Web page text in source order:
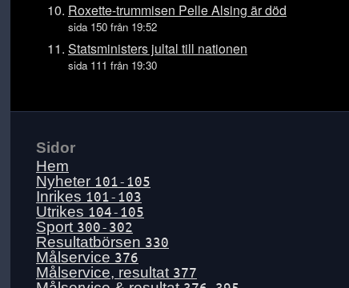
Fre 10 juli
Tors 9 juli
Ons 8 juli
Mån 6 juli
Lör 4 juli
Fre 3 juli
Tors 2 juli
Ons 1 juli
Tis 30 juni
Mån 29 juni
Roxette-trummisen Pelle Alsing är död
sida 150 från 19:52
Statsministers jultal till nationen
sida 111 från 19:30
Sidor
Hem
Nyheter 101-105
Inrikes 101-103
Utrikes 104-105
Sport 300-302
Resultatbörsen 330
Målservice 376
Målservice, resultat 377